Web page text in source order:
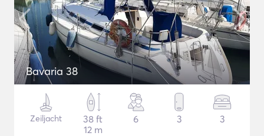
Bavaria 38
Zeiljacht
38 ft
12 m
6 3 3